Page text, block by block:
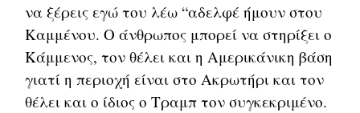
να ξέρεις εγώ του λέω “αδελφέ ήμουν στου
Καμμένου. Ο άνθρωπος μπορεί να στηρίξει ο
Κάμμενος, τον θέλει και η Αμερικάνικη βάση
γιατί η περιοχή είναι στο Ακρωτήρι και τον
θέλει και ο ίδιος ο Τραμπ τον συγκεκριμένο.